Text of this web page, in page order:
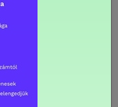
tripartit